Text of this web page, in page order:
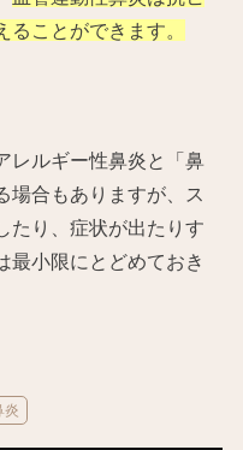
ことができます。
レルギー性鼻炎と「鼻
場合もありますが、ス
たり、症状が出たりす
最小限にとどめておき
炎